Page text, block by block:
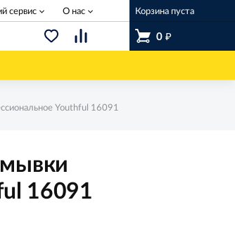
Корзина пуста
0 ₽
сервис О нас
Youthful 16091
16091